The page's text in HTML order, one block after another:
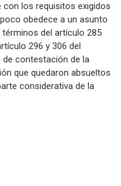
los requisitos exigidos
obedece a un asunto
del artículo 285
296 y 306 del
de contestación de la
que quedaron absueltos
considerativa de la